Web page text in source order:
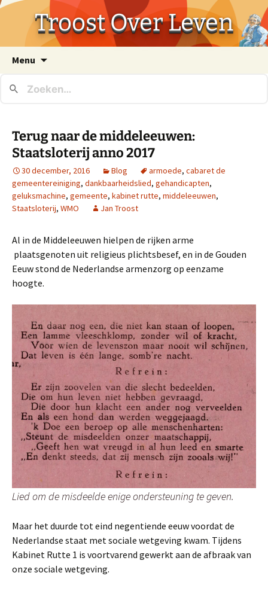
Troost Over Leven
Menu
inhoud
Terug naar de middeleeuwen:
Staatsloterij anno 2017
30 december, 2016 Blog armoede, cabaret de
gemeentereiniging, dankbaarheidslied, gehandicapten,
geluksmachine, gemeente, kabinet rutte, middeleeuwen,
Staatsloterij, WMO Jan Troost
Al in de Middeleeuwen hielpen de rijken arme
plaatsgenoten uit religieus plichtsbesef, en in de Gouden
Eeuw stond de Nederlandse armenzorg op eenzame
hoogte.
Lied om de misdeelde enige ondersteuning te geven.
Maar het duurde tot eind negentiende eeuw voordat de
Nederlandse staat met sociale wetgeving kwam. Tijdens
Kabinet Rutte 1 is voortvarend gewerkt aan de afbraak van
onze sociale wetgeving.